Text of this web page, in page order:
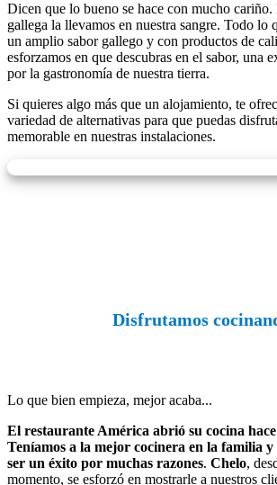
Dicen que lo bueno se hace con mucho cariño.
gallega la llevamos en nuestra sangre. Todo lo
un amplio sabor gallego y con productos de
esforzamos en que descubras en el sabor, una
por la gastronomía de nuestra tierra.
Si quieres algo más que un alojamiento, te
variedad de alternativas para que puedas
memorable en nuestras instalaciones.
Disfrutamos
Lo que bien empieza, mejor acaba...
El restaurante América abrió su cocina
Teníamos a la mejor cocinera en la familia y
ser un éxito por muchas razones. Chelo,
momento, se esforzó en mostrarle a nuestros